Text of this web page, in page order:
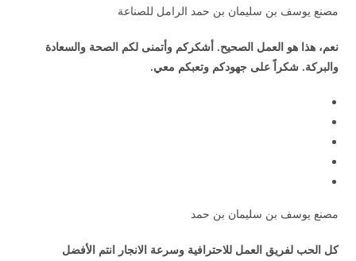
مصنع يوسف بن سليمان بن حمد الرامل للصناعة
نعم، هذا هو العمل الصحيح. أشكركم وأتمنى لكم الصحة والسعادة
والبركة. شكراً على جهودكم وتعبكم معي.
مصنع يوسف بن سليمان بن حمد
كل الحب لفريق العمل للاحترافية وسرعة الانجار انتم الأفضل